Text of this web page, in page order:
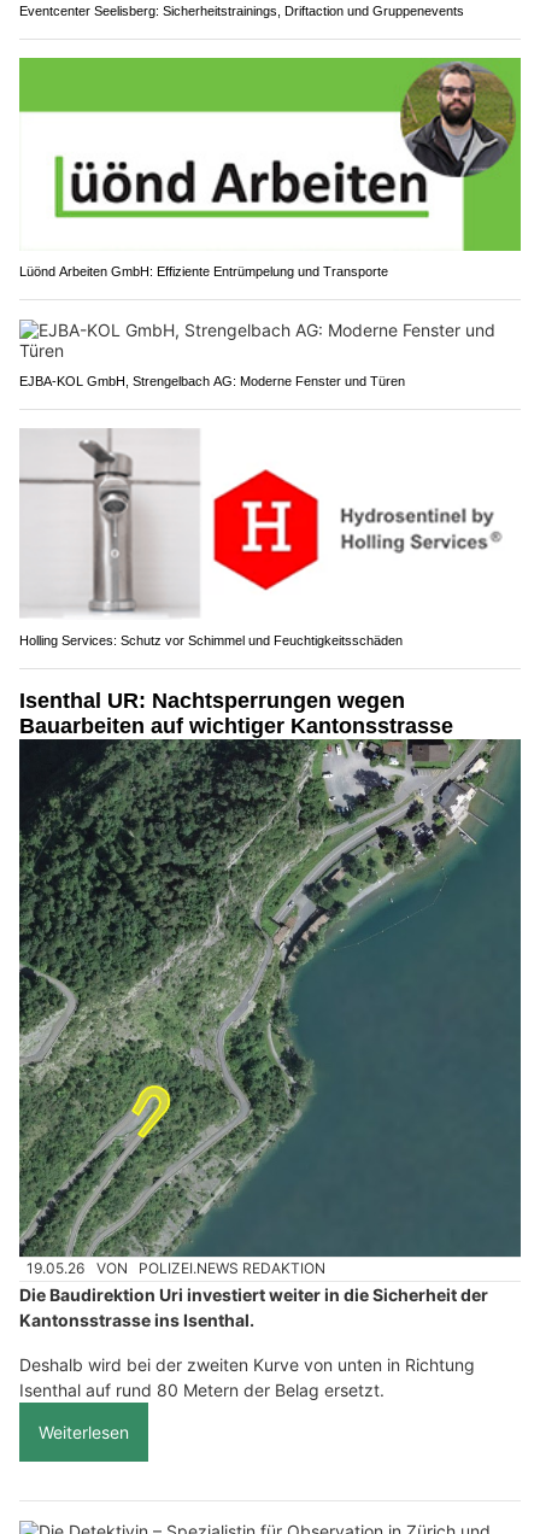
Eventcenter Seelisberg: Sicherheitstrainings, Driftaction und Gruppenevents
Lüönd Arbeiten GmbH: Effiziente Entrümpelung und Transporte
EJBA-KOL GmbH, Strengelbach AG: Moderne Fenster und Türen
Holling Services: Schutz vor Schimmel und Feuchtigkeitsschäden
Isenthal UR: Nachtsperrungen wegen
Bauarbeiten auf wichtiger Kantonsstrasse
19.05.26 VON POLIZEI.NEWS REDAKTION
Die Baudirektion Uri investiert weiter in die Sicherheit der
Kantonsstrasse ins Isenthal.
Deshalb wird bei der zweiten Kurve von unten in Richtung
Isenthal auf rund 80 Metern der Belag ersetzt.
Weiterlesen